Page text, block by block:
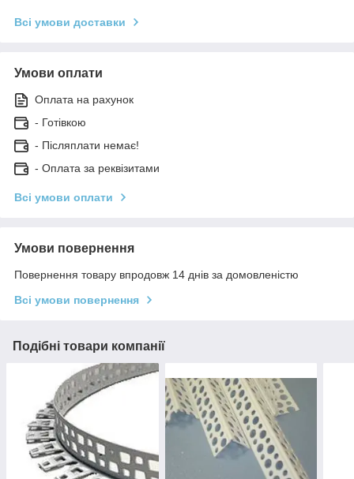
Всі умови доставки
Умови оплати
Оплата на рахунок
- Готівкою
- Післяплати немає!
- Оплата за реквізитами
Всі умови оплати
Умови повернення
Повернення товару впродовж 14 днів за домовленістю
Всі умови повернення
Подібні товари компанії